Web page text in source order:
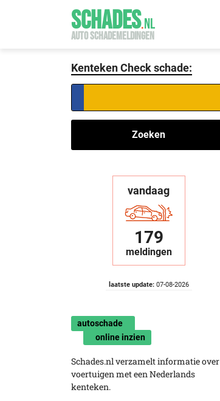
SCHADES.NL
AUTO SCHADEMELDINGEN
Kenteken Check schade:
Zoeken
vandaag
179
meldingen
laatste update:07-08-2026
autoschade
online inzien
Schades.nl verzamelt informatie over
voertuigen met een Nederlands
kenteken.